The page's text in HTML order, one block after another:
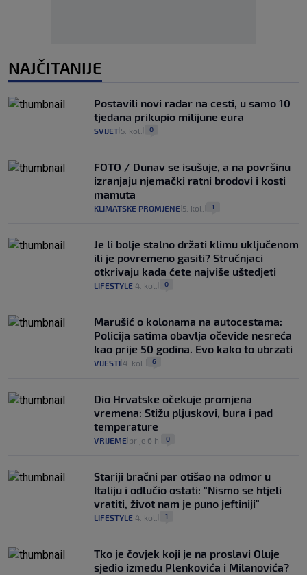
NAJČITANIJE
Postavili novi radar na cesti, u samo 10
tjedana prikupio milijune eura
SVIJET 5. kol. 0
FOTO / Dunav se isušuje, a na površinu
izranjaju njemački ratni brodovi i kosti
mamuta
KLIMATSKE PROMJENE 5. kol. 1
Je li bolje stalno držati klimu uključenom
ili je povremeno gasiti? Stručnjaci
otkrivaju kada ćete najviše uštedjeti
LIFESTYLE 4. kol. 0
Marušić o kolonama na autocestama:
Policija satima obavlja očevide nesreća
kao prije 50 godina. Evo kako to ubrzati
VIJESTI 4. kol. 6
Dio Hrvatske očekuje promjena
vremena: Stižu pljuskovi, bura i pad
temperature
VRIJEME prije 6 h 0
Stariji bračni par otišao na odmor u
Italiju i odlučio ostati: "Nismo se htjeli
vratiti, život nam je puno jeftiniji"
LIFESTYLE 4. kol. 1
Tko je čovjek koji je na proslavi Oluje
sjedio između Plenkovića i Milanovića?